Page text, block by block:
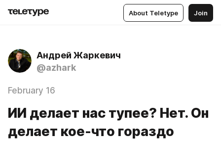
About Teletype Join
Андрей Жаркевич
@azhark
February 16
ИИ делает нас тупее? Нет. Он
делает кое-что гораздо